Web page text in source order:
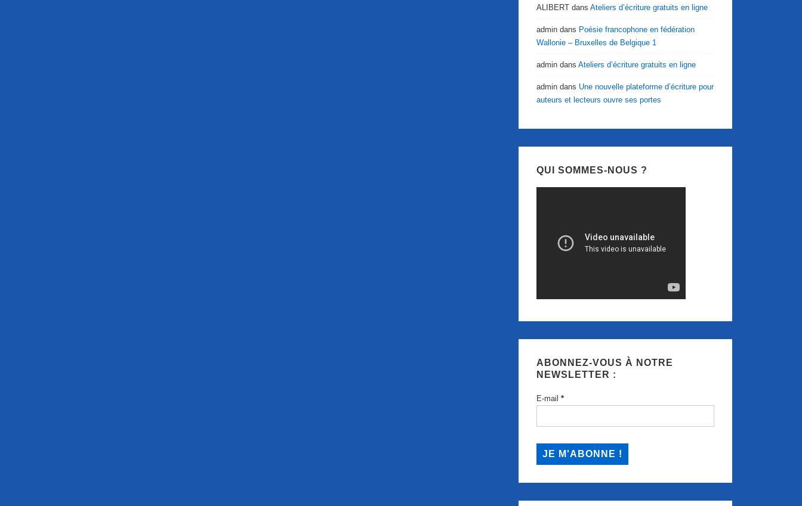
ALIBERT dansAteliers d’écriture gratuits en ligne
admin dans Poésie francophone en fédération
Wallonie – Bruxelles de Belgique 1
admin dansAteliers d’écriture gratuits en ligne
admin dans Une nouvelle plateforme d’écriture pour
auteurs et lecteurs ouvre ses portes
QUI SOMMES-NOUS ?
ABONNEZ-VOUS À NOTRE
NEWSLETTER :
E-mail*